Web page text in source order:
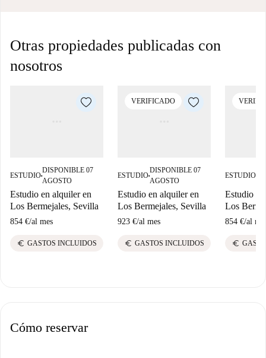
Otras propiedades publicadas con
nosotros
ESTUDIO■
DISPONIBLE 07
AGOSTO
Estudio en alquiler en
Los Bermejales, Sevilla
854 €/al mes
euro GASTOS INCLUIDOS
VERIFICADO
ESTUDIO■
DISPONIBLE 07
AGOSTO
Estudio en alquiler en
Los Bermejales, Sevilla
923 €/al mes
euro GASTOS INCLUIDOS
ESTUDIO
Estudio
Los
854 €/al
euro
Cómo reservar